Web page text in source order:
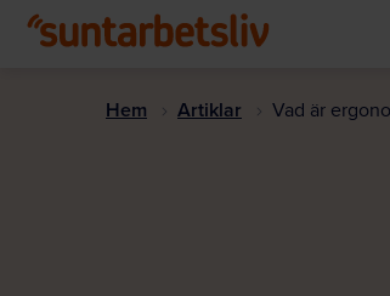
Hem Artiklar Vad är